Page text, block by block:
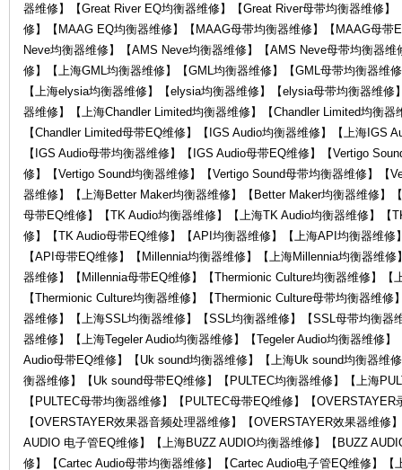
器维修】【Great River EQ均衡器维修】【Great River母带均衡器维修
修】【MAAG EQ均衡器维修】【MAAG母带均衡器维修】【MAAG母
Neve均衡器维修】【AMS Neve均衡器维修】【AMS Neve母带均衡器
修】【上海GML均衡器维修】【GML均衡器维修】【GML母带均衡器维
【上海elysia均衡器维修】【elysia均衡器维修】【elysia母带均衡器维
器维修】【上海Chandler Limited均衡器维修】【Chandler Limited均衡
【Chandler Limited母带EQ维修】【IGS Audio均衡器维修】【上海IGS
【IGS Audio母带均衡器维修】【IGS Audio母带EQ维修】【Vertigo
修】【Vertigo Sound均衡器维修】【Vertigo Sound母带均衡器维修】【
器维修】【上海Better Maker均衡器维修】【Better Maker均衡器维修】
母带EQ维修】【TK Audio均衡器维修】【上海TK Audio均衡器维修】【
修】【TK Audio母带EQ维修】【API均衡器维修】【上海API均衡器维
【API母带EQ维修】【Millennia均衡器维修】【上海Millennia均衡器维
器维修】【Millennia母带EQ维修】【Thermionic Culture均衡器维修】【
【Thermionic Culture均衡器维修】【Thermionic Culture母带均衡器维
器维修】【上海SSL均衡器维修】【SSL均衡器维修】【SSL母带均衡器
器维修】【上海Tegeler Audio均衡器维修】【Tegeler Audio均衡器维修
Audio母带EQ维修】【Uk sound均衡器维修】【上海Uk sound均衡器维
衡器维修】【Uk sound母带EQ维修】【PULTEC均衡器维修】【上海
【PULTEC母带均衡器维修】【PULTEC母带EQ维修】【
【OVERSTAYER效果器音频处理器维修】【OVERSTAYER效果器维修
AUDIO 电子管EQ维修】【上海BUZZ AUDIO均衡器维修】【BUZZ
修】【Cartec Audio母带均衡器维修】【Cartec Audio电子管EQ维修】